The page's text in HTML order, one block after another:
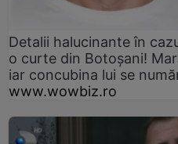
Detalii halucinante în
o curte din Botoșani!
iar concubina lui se
www.wowbiz.ro